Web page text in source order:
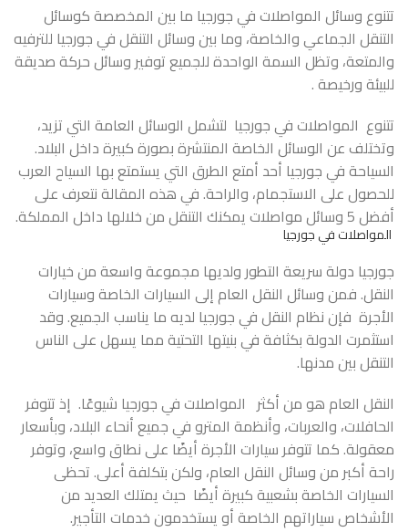
تتنوع وسائل المواصلات في جورجيا ما بين المخصصة كوسائل
التنقل الجماعي والخاصة، وما بين وسائل التنقل في جورجيا للترفيه
والمتعة، وتظل السمة الواحدة للجميع توفير وسائل حركة صديقة
للبيئة ورخيصة .
تتنوع المواصلات في جورجيا لتشمل الوسائل العامة التي تزيد،
وتختلف عن الوسائل الخاصة المنتشرة بصورة كبيرة داخل البلاد.
السياحة في جورجيا أحد أمتع الطرق التي يستمتع بها السياح العرب
للحصول على الاستجمام، والراحة. في هذه المقالة نتعرف على
أفضل 5 وسائل مواصلات يمكنك التنقل من خلالها داخل المملكة.
المواصلات في جورجيا
جورجيا دولة سريعة التطور ولديها مجموعة واسعة من خيارات
النقل. فمن وسائل النقل العام إلى السيارات الخاصة وسيارات
الأجرة فإن نظام النقل في جورجيا لديه ما يناسب الجميع. وقد
استثمرت الدولة بكثافة في بنيتها التحتية مما يسهل على الناس
التنقل بين مدنها.
النقل العام هو من أكثر المواصلات في جورجيا شيوعًا. إذ تتوفر
الحافلات، والعربات، وأنظمة المترو في جميع أنحاء البلاد، وبأسعار
معقولة. كما تتوفر سيارات الأجرة أيضًا على نطاق واسع، وتوفر
راحة أكبر من وسائل النقل العام، ولكن بتكلفة أعلى. تحظى
السيارات الخاصة بشعبية كبيرة أيضًا حيث يمتلك العديد من
الأشخاص سياراتهم الخاصة أو يستخدمون خدمات التأجير.